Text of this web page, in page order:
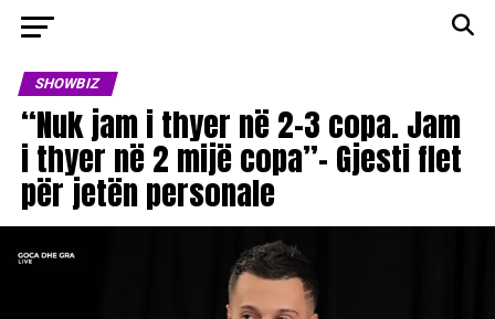
SHOWBIZ
“Nuk jam i thyer në 2-3 copa. Jam
i thyer në 2 mijë copa”- Gjesti flet
për jetën personale